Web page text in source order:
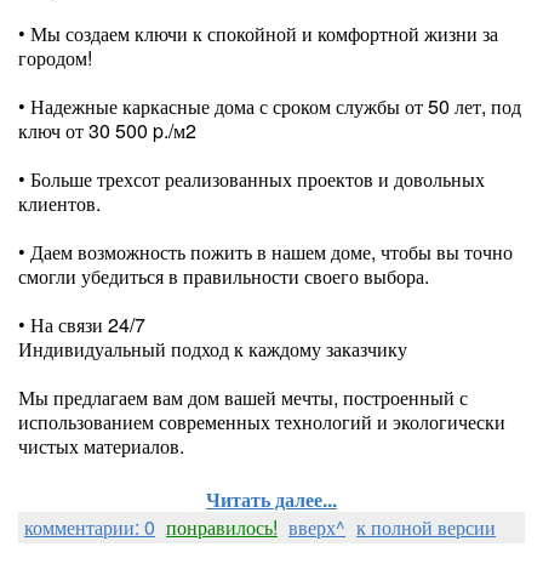
• Мы создаем ключи к спокойной и комфортной жизни за
городом!
• Надежные каркасные дома с сроком службы от 50 лет, под
ключ от 30 500 p./м2
• Больше трехсот реализованных проектов и довольных
клиентов.
• Даем возможность пожить в нашем доме, чтобы вы точно
смогли убедиться в правильности своего выбора.
• На связи 24/7
Индивидуальный подход к каждому заказчику
Мы предлагаем вам дом вашей мечты, построенный с
использованием современных технологий и экологически
чистых материалов.
Читать далее...
комментарии: 0 понравилось! вверх^ к полной версии